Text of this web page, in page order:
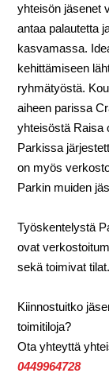
yhteisön jäsenet
antaa palautetta
kasvamassa.
kehittämiseen
ryhmätyöstä.
aiheen parissa
yhteisöstä Raisa
Parkissa
on myös
Parkin muiden
Työskentelystä
ovat
sekä toimivat tilat.
Kiinnostuitko
toimitiloja?
Ota yhteyttä
0449964728